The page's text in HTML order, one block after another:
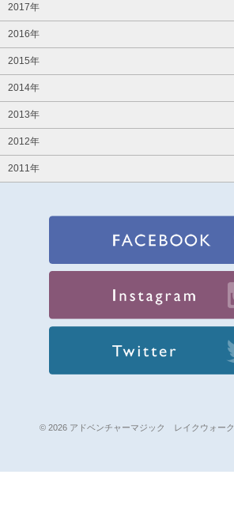
2017年
2016年
2015年
2014年
2013年
2012年
2011年
© 2026 アドベンチャーマジック レイクウォーク